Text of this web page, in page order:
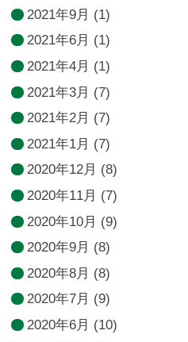
2021年9月 (1)
2021年6月 (1)
2021年4月 (1)
2021年3月 (7)
2021年2月 (7)
2021年1月 (7)
2020年12月 (8)
2020年11月 (7)
2020年10月 (9)
2020年9月 (8)
2020年8月 (8)
2020年7月 (9)
2020年6月 (10)